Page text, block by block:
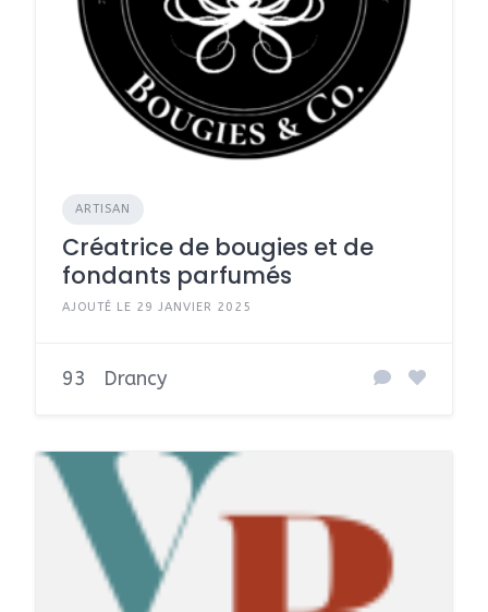
ARTISAN
Créatrice de bougies et de
fondants parfumés
AJOUTÉ LE 29 JANVIER 2025
93 Drancy